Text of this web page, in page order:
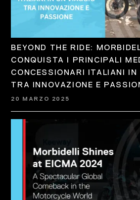
BEYOND THE RIDE:
CONQUISTA I PRINCIPALI
CONCESSIONARI ITALIANI IN
TRA INNOVAZIONE E
20 MARZO 2025